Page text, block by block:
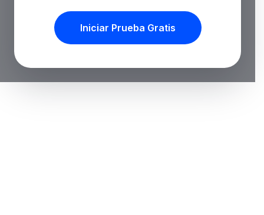
Iniciar Prueba Gratis